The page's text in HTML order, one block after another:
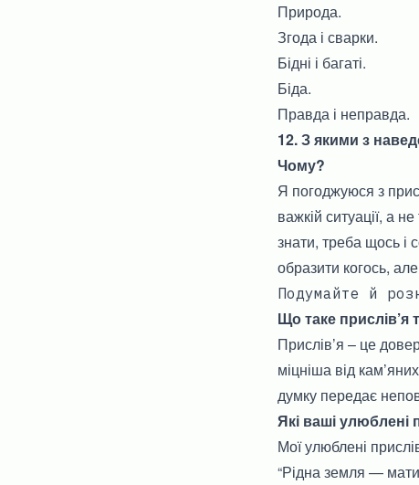
Природа.
Згода і сварки.
Бідні і багаті.
Біда.
Правда і неправда.
12. З якими з
Чому?
Я погоджуюся з
важкій ситуації, а
знати, треба щось і
образити когось,
Подумайте й
Що таке прислів’я
Прислів’я – це
міцніша від
думку передає
Які ваші улюблені
Мої улюблені
“Рідна земля —